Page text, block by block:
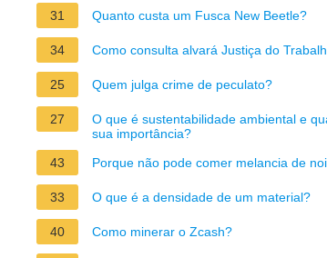
31 Quanto custa um Fusca New Beetle?
34 Como consulta alvará Justiça do
25 Quem julga crime de peculato?
27
O que é sustentabilidade ambiental e
sua importância?
43
Porque não pode comer melancia de
33 O que é a densidade de um material?
40 Como minerar o Zcash?